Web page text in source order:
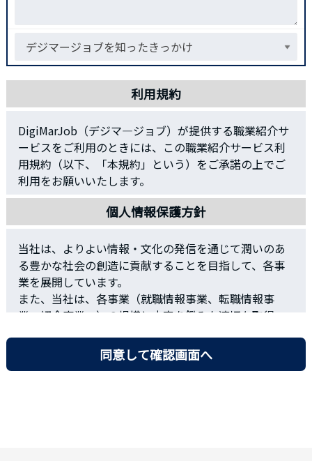
利用規約
DigiMarJob（デジマ―ジョブ）が提供する職業紹介サ
ービスをご利用のときには、この職業紹介サービス利
用規約（以下、「本規約」という）をご承諾の上でご
利用をお願いいたします。
■第1条（職業紹介サービス）
株式会社デジタイズ（以下「弊社」といいます）が運
営する職業紹介サービス（以下「本サービス」といい
ます）とは、弊社が、求職者として登録された方（以
下「利用者」といいます）に対して、そのキャリア、
スキル及び適性に合致すると思われる求人案件を紹介
するキャリア・コンサルティングサービス、及びこれ
提供サービス、その他の転職支援サービスの総称をい
個人情報保護方針
当社は、よりよい情報・文化の発信を通じて潤いのあ
る豊かな社会の創造に貢献することを目指して、各事
業を展開しています。
また、当社は、各事業（就職情報事業、転職情報事
業、紹介事業、）の規模と内容を鑑みた適切な取得・
保、各種リスクからの保護に全社をあげて取り組みま